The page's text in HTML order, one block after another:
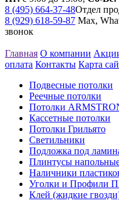
8 (495) 664-37-48Отдел
8 (929) 618-59-87 Max,
звонок
Главная О компании
оплата Контакты Карта
Подвесные потолки
Реечные потолки
Потолки
Кассетные потолки
Потолки Грильято
Светильники
Подложка под
Плинтусы
Наличники
Уголки и Профили
Клей (жидкие